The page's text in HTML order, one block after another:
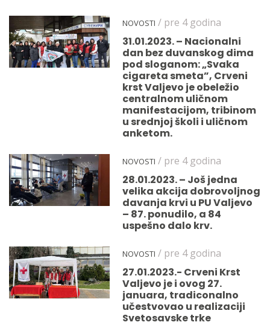
NOVOSTI / pre 4 godina
31.01.2023. – Nacionalni
dan bez duvanskog dima
pod sloganom: „Svaka
cigareta smeta”, Crveni
krst Valjevo je obeležio
centralnom uličnom
manifestacijom, tribinom
u srednjoj školi i uličnom
anketom.
NOVOSTI / pre 4 godina
28.01.2023. – Još jedna
velika akcija dobrovoljnog
davanja krvi u PU Valjevo
– 87. ponudilo, a 84
uspešno dalo krv.
NOVOSTI / pre 4 godina
27.01.2023.- Crveni Krst
Valjevo je i ovog 27.
januara, tradiconalno
učestvovao u realizaciji
Svetosavske trke